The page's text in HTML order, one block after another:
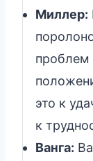
Миллер:
проблем
это к
к
Ванга: